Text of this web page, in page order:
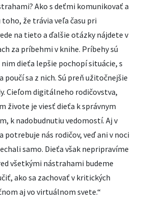
Ako s deťmi komunikovať a
že trávia veľa času pri
na tieto a ďalšie otázky nájdete v
za príbehmi v knihe. Príbehy sú
dieťa lepšie pochopí situácie, s
sa z nich. Sú preň užitočnejšie
Cieľom digitálneho rodičovstva,
živote je viesť dieťa k správnym
k nadobudnutiu vedomostí. Aj v
nás rodičov, veď ani v noci
samo. Dieťa však nepripravíme
všetkými nástrahami budeme
ako sa zachovať v kritických
aj vo virtuálnom svete.“